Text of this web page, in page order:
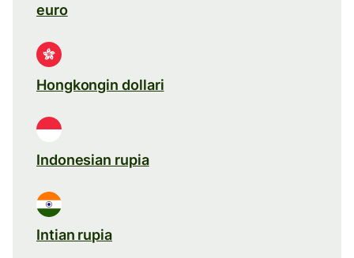
euro
Hongkongin dollari
Indonesian rupia
Intian rupia